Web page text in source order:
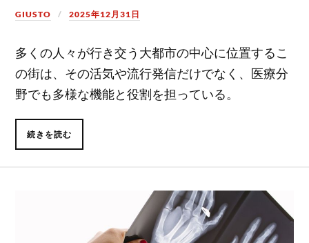
GIUSTO 2025年12月31日
多くの人々が行き交う大都市の中心に位置するこ
の街は、その活気や流行発信だけでなく、医療分
野でも多様な機能と役割を担っている。
続きを読む